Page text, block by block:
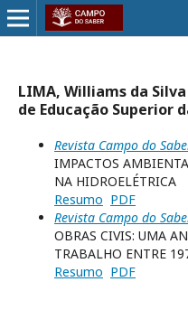
LIMA, Williams da
de Educação Superior
Revista Campo do
IMPACTOS
NA HIDROELÉTRICA
Resumo PDF
Revista Campo do
OBRAS CIVIS: UMA
TRABALHO ENTRE
Resumo PDF